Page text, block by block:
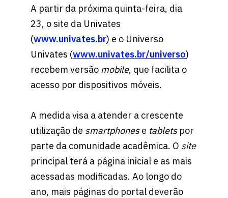
A partir da próxima quinta-feira, dia
23, o site da Univates
(www.univates.br) e o Universo
Univates (www.univates.br/universo)
recebem versão mobile, que facilita o
acesso por dispositivos móveis.
A medida visa a atender a crescente
utilização de smartphonese tabletspor
parte da comunidade acadêmica. O site
principal terá a página inicial e as mais
acessadas modificadas. Ao longo do
ano, mais páginas do portal deverão